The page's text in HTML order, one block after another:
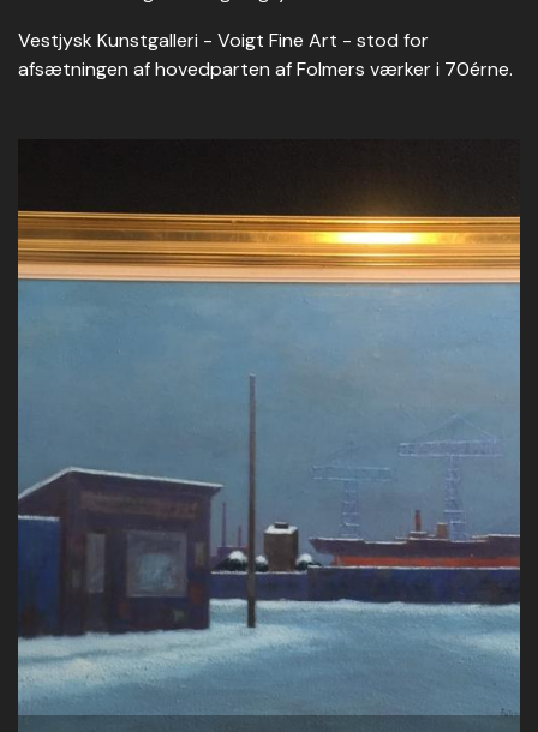
Vestjysk Kunstgalleri - Voigt Fine Art - stod for
afsætningen af hovedparten af Folmers værker i 70érne.